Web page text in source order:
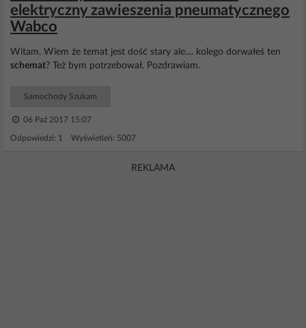
elektryczny zawieszenia pneumatycznego
Wabco
Witam. Wiem że temat jest dość stary ale.... kolego dorwałeś ten
schemat? Też bym potrzebował. Pozdrawiam.
Samochody Szukam
06 Paź 2017 15:07
Odpowiedzi: 1 Wyświetleń: 5007
REKLAMA